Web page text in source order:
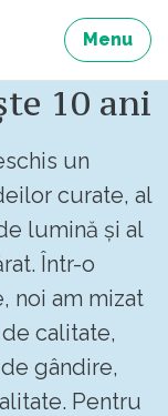
Menu
10 ani
un
curate, al
lumină și al
Într-o
noi am mizat
calitate,
gândire,
Pentru